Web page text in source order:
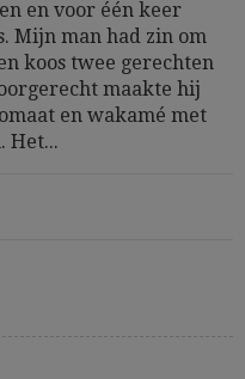
en voor één keer
Mijn man had zin om
koos twee gerechten
maakte hij
en wakamé met
Het...